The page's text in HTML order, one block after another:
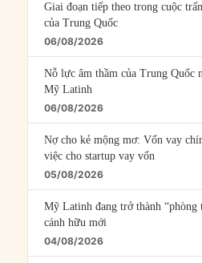
Giai đoạn tiếp theo trong cuộc
của Trung Quốc
06/08/2026
Nỗ lực âm thầm của Trung Quốc
Mỹ Latinh
06/08/2026
Nợ cho kẻ mộng mơ: Vốn vay
việc cho startup vay vốn
05/08/2026
Mỹ Latinh đang trở thành “phòng
cánh hữu mới
04/08/2026